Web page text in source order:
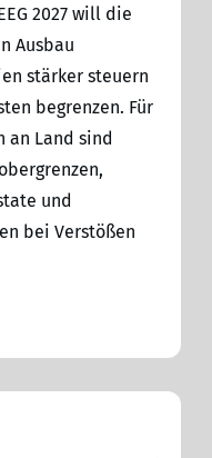
2027 will die
Ausbau
stärker steuern
begrenzen. Für
an Land sind
und
bei Verstößen